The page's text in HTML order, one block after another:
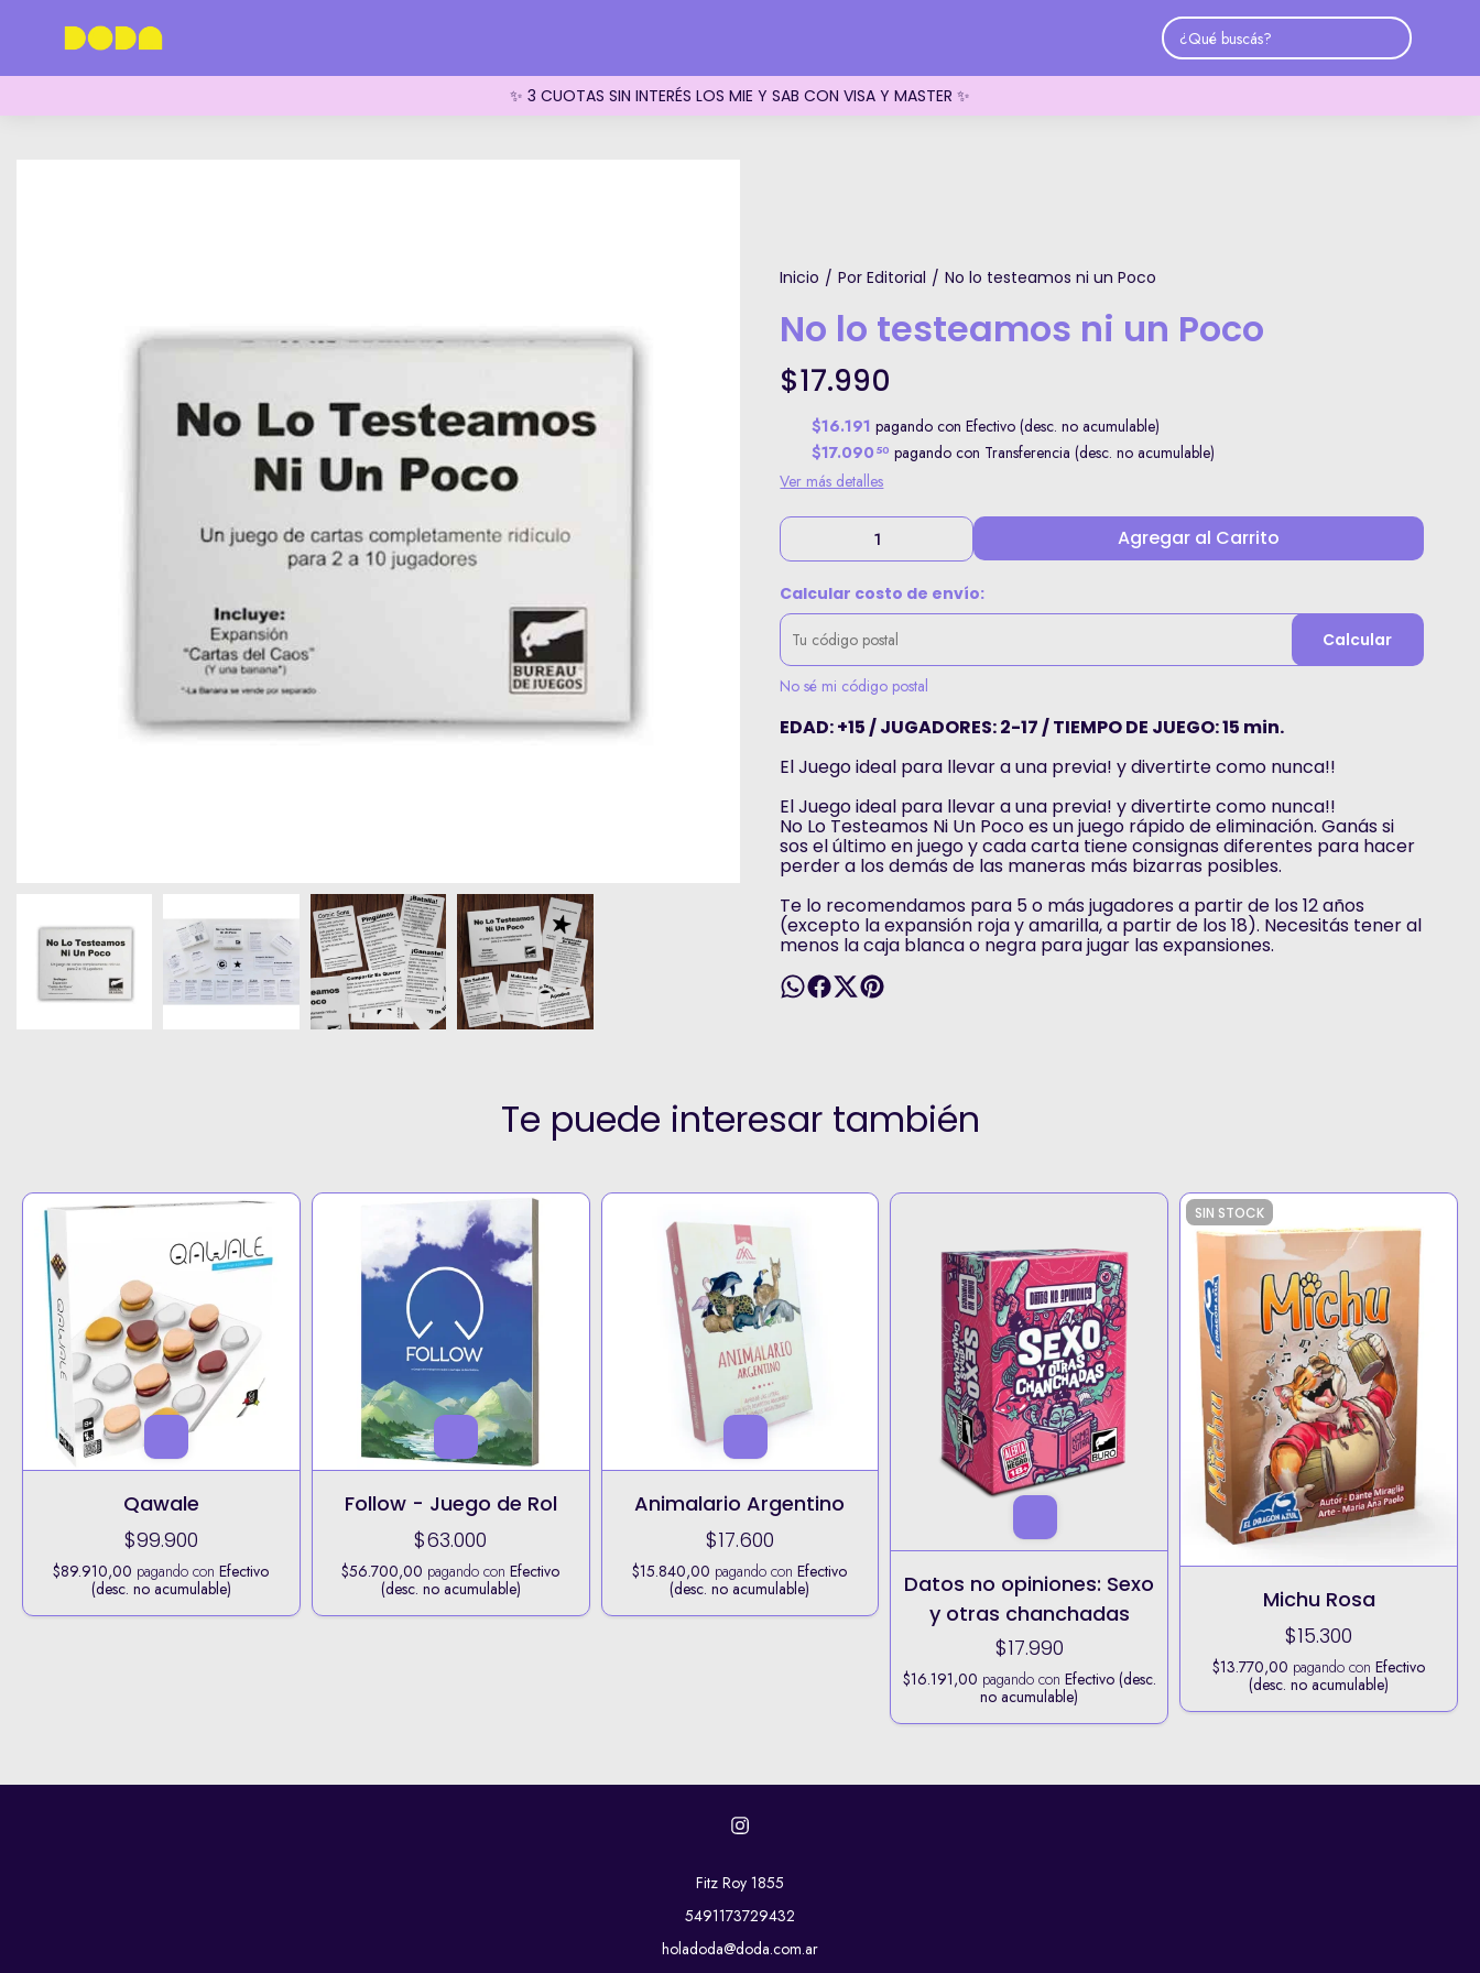
✨ 3 CUOTAS SIN INTERÉS LOS MIE Y SAB CON VISA Y MASTER ✨
Inicio / Por Editorial / No lo testeamos ni un Poco
No lo testeamos ni un Poco
$17.990
$16.191 pagando con Efectivo (desc. no acumulable)
$17.090 50 pagando con Transferencia (desc. no acumulable)
Ver más detalles
Agregar al Carrito
Calcular costo de envío:
Calcular
No sé mi código postal
EDAD: +15 / JUGADORES: 2-17 / TIEMPO DE JUEGO: 15 min.
El Juego ideal para llevar a una previa! y divertirte como nunca!!
El Juego ideal para llevar a una previa! y divertirte como nunca!!
No Lo Testeamos Ni Un Poco es un juego rápido de eliminación. Ganás si
sos el último en juego y cada carta tiene consignas diferentes para hacer
perder a los demás de las maneras más bizarras posibles.
Te lo recomendamos para 5 o más jugadores a partir de los 12 años
(excepto la expansión roja y amarilla, a partir de los 18). Necesitás tener al
menos la caja blanca o negra para jugar las expansiones.
Te puede interesar también
Qawale
$99.900
$89.910,00 pagando conEfectivo
(desc. no acumulable)
Follow - Juego de Rol
$63.000
$56.700,00 pagando conEfectivo
(desc. no acumulable)
Animalario Argentino
$17.600
$15.840,00 pagando conEfectivo
(desc. no acumulable)
Datos no opiniones: Sexo
y otras chanchadas
$17.990
$16.191,00 pagando con Efectivo (desc.
no acumulable)
SIN STOCK
Michu Rosa
$15.300
$13.770,00 pagando conEfectivo
(desc. no acumulable)
Fitz Roy 1855
5491173729432
holadoda@doda.com.ar